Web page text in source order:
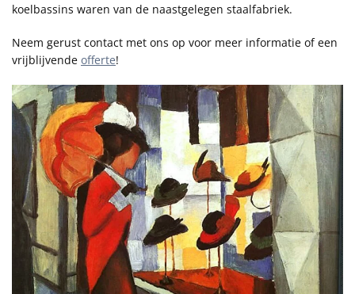
koelbassins waren van de naastgelegen staalfabriek.
Neem gerust contact met ons op voor meer informatie of een
vrijblijvende offerte!